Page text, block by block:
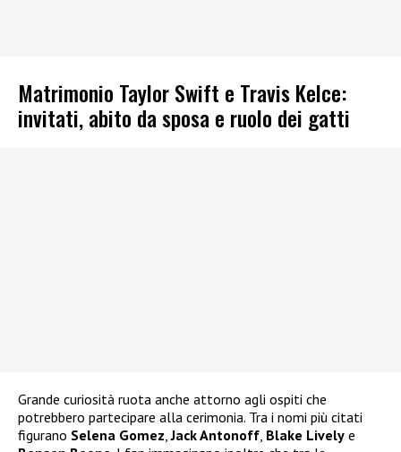
Matrimonio Taylor Swift e Travis Kelce:
invitati, abito da sposa e ruolo dei gatti
Grande curiosità ruota anche attorno agli ospiti che
potrebbero partecipare alla cerimonia. Tra i nomi più citati
figurano Selena Gomez,Jack Antonoff, Blake Lively e